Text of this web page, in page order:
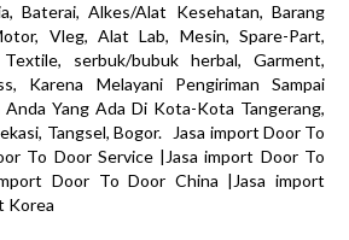
Baterai, Alkes/Alat Kesehatan, Barang
Vleg, Alat Lab, Mesin, Spare-Part,
serbuk/bubuk herbal, Garment,
Karena Melayani Pengiriman Sampai
Yang Ada Di Kota-Kota Tangerang,
Tangsel, Bogor. Jasa import Door To
To Door Service |Jasa import Door To
Door To Door China |Jasa import
Korea